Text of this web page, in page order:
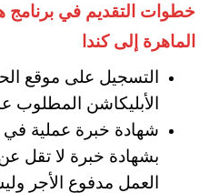
خطوات التقديم في برنامج
الماهرة إلى كندا
التسجيل على موقع
الأبليكاشن المطلوب
شهادة خبرة عملية في
بشهادة خبرة لا تقل
العمل مدفوع الأجر